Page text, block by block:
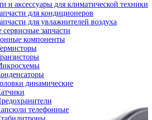
и аксессуары для климатической техники
для кондиционеров
для увлажнителей воздуха
запчасти
компоненты
динамические
телефонные